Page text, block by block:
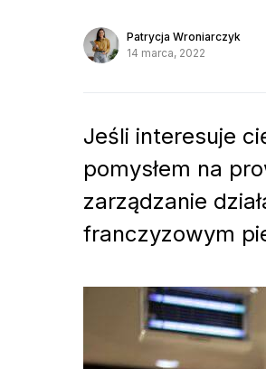
Patrycja Wroniarczyk
14 marca, 2022
Jeśli interesuje
pomysłem na
zarządzanie
franczyzowym